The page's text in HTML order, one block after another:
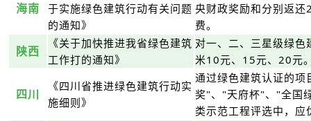
海南
于实施绿色建筑行动有关问题
的通知》
央财政奖励和分别返
费。
陕西
《关于加快推进我省绿色建筑
工作打的通知》
对一、二、三星级绿
米10元、15元、20元
四川
《四川省推进绿色建筑行动实
施细则》
通过绿色建筑认证的
奖"、"天府杯"、"全国
类示范工程评选中，应